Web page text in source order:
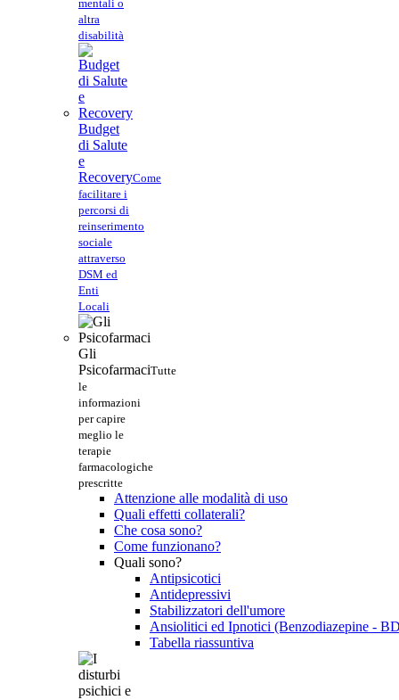
mentali o
altra
disabilità
Budget
di Salute
e
RecoveryCome
facilitare i
percorsi di
reinserimento
sociale
attraverso
DSM ed
Enti
Locali
Gli
PsicofarmaciTutte
le
informazioni
per capire
meglio le
terapie
farmacologiche
prescritte
Attenzione alle modalità di uso
Quali effetti collaterali?
Che cosa sono?
Come funzionano?
Quali sono?
Antipsicotici
Antidepressivi
Stabilizzatori dell'umore
Ansiolitici ed Ipnotici (Benzodiazepine -
Tabella riassuntiva